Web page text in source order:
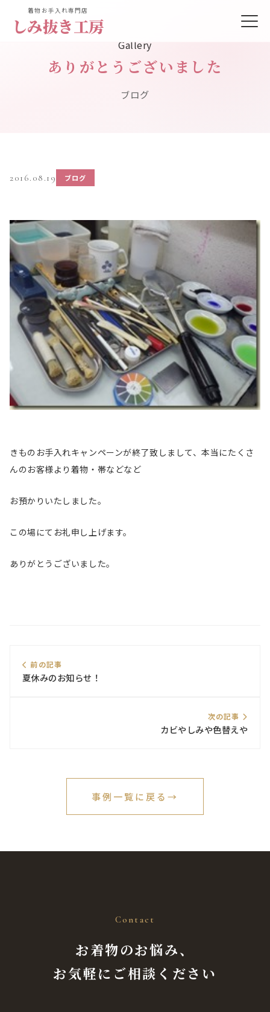
着物お手入れ専門店
しみ抜き工房
Gallery
ありがとうございました
ブログ
2016.08.19 ブログ
きものお手入れキャンペーンが終了致しまして、本当にたくさ
んのお客様より着物・帯などなど
お預かりいたしました。
この場にてお礼申し上げます。
ありがとうございました。
前の記事
夏休みのお知らせ！
次の記事
カビやしみや色替えや
事例一覧に戻る →
Contact
お着物のお悩み、
お気軽にご相談ください